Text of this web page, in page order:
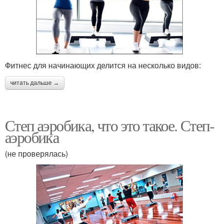
Фитнес для начинающих делится на несколько видов:
читать дальше →
Степ аэробика, что это такое. Степ-
аэробика
(не проверялась)